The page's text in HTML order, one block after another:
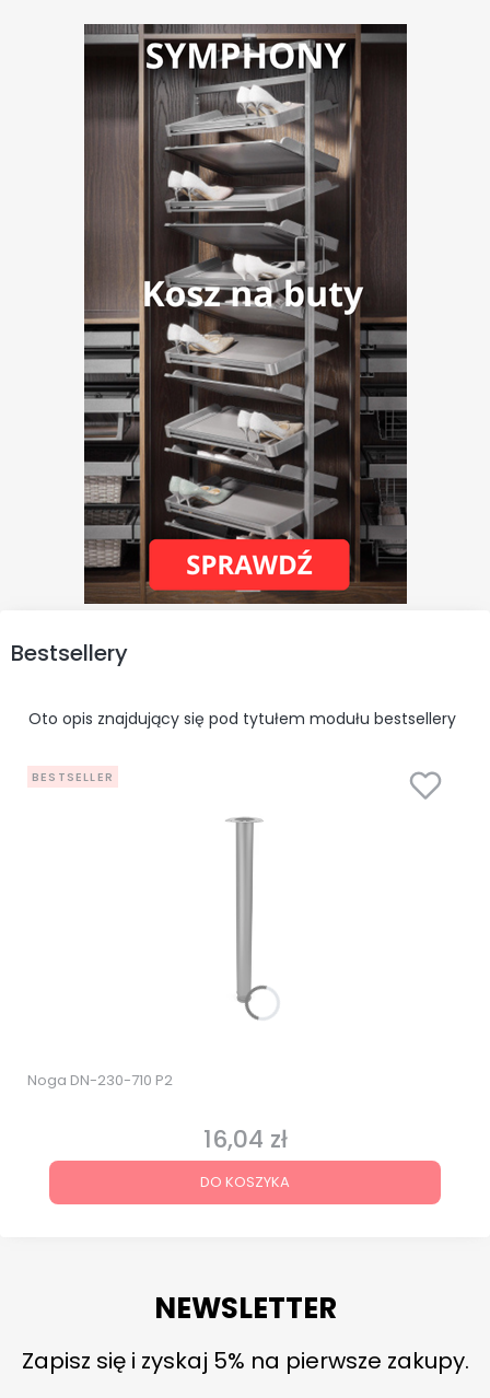
Bestsellery
Oto opis znajdujący się pod tytułem modułu bestsellery
BESTSELLER
Noga DN-230-710 P2
Cena
16,04 zł
DO KOSZYKA
NEWSLETTER
Zapisz się i zyskaj 5% na pierwsze zakupy.